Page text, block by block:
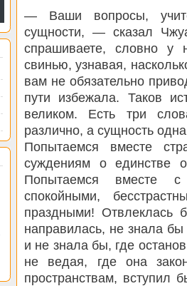
— Ваши вопросы,
сущности, — сказал
спрашиваете, словно у
свинью, узнавая,
вам не обязательно
пути избежала. Таков
великом. Есть три
различно, а сущность
Попытаемся вместе
суждениям о единстве
Попытаемся вместе
спокойными,
праздными!
направилась, не знала
и не знала бы, где
не ведая, где она
пространствам, вступил